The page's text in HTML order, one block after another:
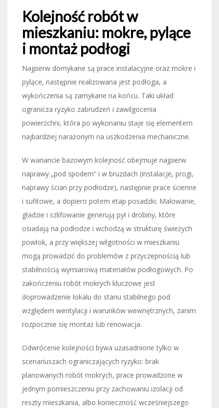
Kolejność robót w
mieszkaniu: mokre, pylące
i montaż podłogi
Najpierw domykane są prace instalacyjne oraz mokre i
pylące, następnie realizowana jest podłoga, a
wykończenia są zamykane na końcu. Taki układ
ogranicza ryzyko zabrudzeń i zawilgocenia
powierzchni, która po wykonaniu staje się elementem
najbardziej narażonym na uszkodzenia mechaniczne.
W wariancie bazowym kolejność obejmuje najpierw
naprawy „pod spodem” i w bruzdach (instalacje, progi,
naprawy ścian przy podłodze), następnie prace ścienne
i sufitowe, a dopiero potem etap posadzki. Malowanie,
gładzie i szlifowanie generują pył i drobiny, które
osiadają na podłodze i wchodzą w strukturę świeżych
powłok, a przy większej wilgotności w mieszkaniu
mogą prowadzić do problemów z przyczepnością lub
stabilnością wymiarową materiałów podłogowych. Po
zakończeniu robót mokrych kluczowe jest
doprowadzenie lokalu do stanu stabilnego pod
względem wentylacji i warunków wewnętrznych, zanim
rozpocznie się montaż lub renowacja.
Odwrócenie kolejności bywa uzasadnione tylko w
scenariuszach ograniczających ryzyko: brak
planowanych robót mokrych, prace prowadzone w
jednym pomieszczeniu przy zachowaniu izolacji od
reszty mieszkania, albo konieczność wcześniejszego